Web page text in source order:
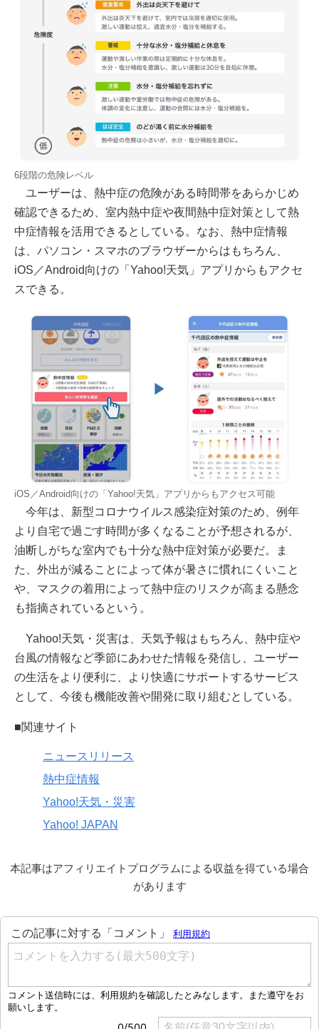
6段階の危険レベル
ユーザーは、熱中症の危険がある時間帯をあらかじめ
確認できるため、室内熱中症や夜間熱中症対策として熱
中症情報を活用できるとしている。なお、熱中症情報
は、パソコン・スマホのブラウザーからはもちろん、
iOS／Android向けの「Yahoo!天気」アプリからもアクセ
スできる。
iOS／Android向けの「Yahoo!天気」アプリからもアクセス可能
今年は、新型コロナウイルス感染症対策のため、例年
より自宅で過ごす時間が多くなることが予想されるが、
油断しがちな室内でも十分な熱中症対策が必要だ。ま
た、外出が減ることによって体が暑さに慣れにくいこと
や、マスクの着用によって熱中症のリスクが高まる懸念
も指摘されているという。
Yahoo!天気・災害は、天気予報はもちろん、熱中症や
台風の情報など季節にあわせた情報を発信し、ユーザー
の生活をより便利に、より快適にサポートするサービス
として、今後も機能改善や開発に取り組むとしている。
■関連サイト
ニュースリリース
熱中症情報
Yahoo!天気・災害
Yahoo! JAPAN
本記事はアフィリエイトプログラムによる収益を得ている場合
があります